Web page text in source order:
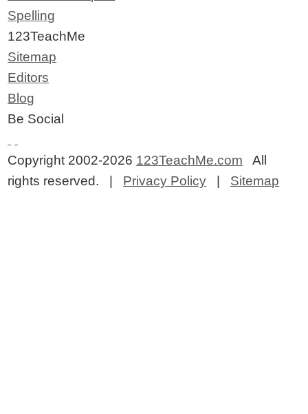
Spelling
123TeachMe
Sitemap
Editors
Blog
Be Social
Copyright 2002-2026 123TeachMe.com All
rights reserved. | Privacy Policy Sitemap